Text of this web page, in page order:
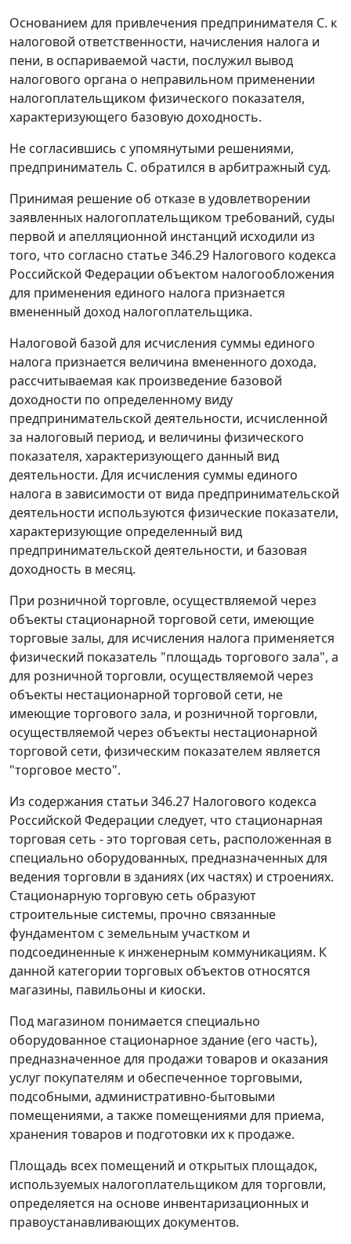
Основанием для привлечения предпринимателя С. к
налоговой ответственности, начисления налога и
пени, в оспариваемой части, послужил вывод
налогового органа о неправильном применении
налогоплательщиком физического показателя,
характеризующего базовую доходность.
Не согласившись с упомянутыми решениями,
предприниматель С. обратился в арбитражный суд.
Принимая решение об отказе в удовлетворении
заявленных налогоплательщиком требований, суды
первой и апелляционной инстанций исходили из
того, что согласно статье 346.29 Налогового кодекса
Российской Федерации объектом налогообложения
для применения единого налога признается
вмененный доход налогоплательщика.
Налоговой базой для исчисления суммы единого
налога признается величина вмененного дохода,
рассчитываемая как произведение базовой
доходности по определенному виду
предпринимательской деятельности, исчисленной
за налоговый период, и величины физического
показателя, характеризующего данный вид
деятельности. Для исчисления суммы единого
налога в зависимости от вида предпринимательской
деятельности используются физические показатели,
характеризующие определенный вид
предпринимательской деятельности, и базовая
доходность в месяц.
При розничной торговле, осуществляемой через
объекты стационарной торговой сети, имеющие
торговые залы, для исчисления налога применяется
физический показатель "площадь торгового зала", а
для розничной торговли, осуществляемой через
объекты нестационарной торговой сети, не
имеющие торгового зала, и розничной торговли,
осуществляемой через объекты нестационарной
торговой сети, физическим показателем является
"торговое место".
Из содержания статьи 346.27 Налогового кодекса
Российской Федерации следует, что стационарная
торговая сеть - это торговая сеть, расположенная в
специально оборудованных, предназначенных для
ведения торговли в зданиях (их частях) и строениях.
Стационарную торговую сеть образуют
строительные системы, прочно связанные
фундаментом с земельным участком и
подсоединенные к инженерным коммуникациям. К
данной категории торговых объектов относятся
магазины, павильоны и киоски.
Под магазином понимается специально
оборудованное стационарное здание (его часть),
предназначенное для продажи товаров и оказания
услуг покупателям и обеспеченное торговыми,
подсобными, административно-бытовыми
помещениями, а также помещениями для приема,
хранения товаров и подготовки их к продаже.
Площадь всех помещений и открытых площадок,
используемых налогоплательщиком для торговли,
определяется на основе инвентаризационных и
правоустанавливающих документов.